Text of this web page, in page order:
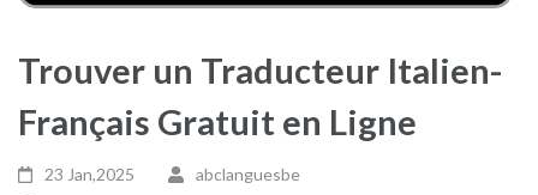
Trouver un Traducteur Italien-
Français Gratuit en Ligne
23 Jan,2025
abclanguesbe